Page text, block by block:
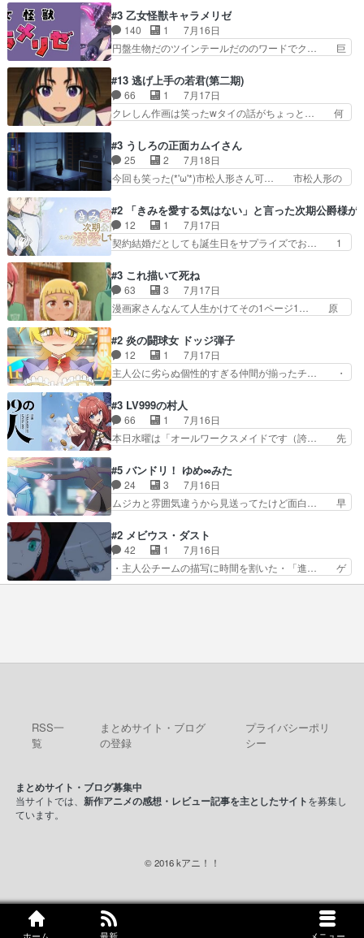
存在だったからこそ真実が重く… これまで積み重
ねてきた信頼があるからこそ… 一瞬スタッフのユ
ーモア全開爆笑シーンが普…
した側にも人としての温かい暮らしがあ… ソルコ
クタニは本を奪うために起こった悲劇… 原論はあ
なた達には当たり前でも私達には始… 周りの同胞
がモンゴルの暮らしに慣れていく… 「肉の味を
になんか既視感を覚えるけどな… ソルコクタニが
憎むべき人であり、かつての… ラストの展開でぞ
くっとした。そういう方向…
#3 乙女怪獣キャラメリゼ
140 1
7月16日
円盤生物だのツインテールだののワードでク… 巨
クロたんのちょっとしたサービスカット… 面白い
設定の作品だね。夢の国デート回は怪… 結構評判
になってたので見てみたけど、評判… 今時初デー
トでそのチョイスは一発アウトだ… 結構、少女マ
お互いの誤解が解けてよかっ… 円盤購入を検討し
始めるくらい最高だったな… 1人のjkとして普通
に生きたいのにそれを…
#13 逃げ上手の若君(第二期)
66 1
7月17日
クレしん作画は笑ったwタイの話がちょっと… 何
の講談から始まり途中も実写演出入った… 相変わ
らずコミカルなKAMAKURA良く… 動画検査させ
ていただきました！待ちに待っ… 1期目の導入も
だけれどもぉ2期目の導入も… 観てたらいつの間
党、Bパートでは庇番衆。… 故郷は遠きにありて
思ふものそれは時行の鎌… というただの日常回か
と思いきや、そこから…
#3 うしろの正面カムイさん
25 2
7月18日
今回も笑った(*'ω'*)市松人形さん可… 市松人形の
の仕事を思わせるケレン味作画… あいかわらず杉
田さんのアドリブっぽいなに… ギャグもいいし作
画も綺麗このシーンは原作… 呪いの人形は仲間に
なるの怪奇組とのネタ被… 呪いの人形、人形相手
のテンポの良さが光… 呪いの人形ドジっ子すぎる
しかも仲間になる… 呪いの人形がビビっとるぞ。
今回あんまりエ…
#2 「きみを愛する気はない」と言った次期公爵様が
12 1
7月17日
契約結婚だとしても誕生日をサプライズでお… 1
いろあったんだな。奥様の心が彼の心を… 政略結
婚による妬みから色んな嫌がらせを受… 【今夜の
アニメAは…】前向き没落令嬢×こ… マウントに
気付かない素直な主人公大丈夫か… もうユリウス
それでいいのか？と思わない… 貴族は階級社会で
大変だ。や、やはり同性に… 第２話をU-NEXTで
視聴しました。視聴…
#3 これ描いて死ね
63 3
7月17日
漫画家さんなんて人生かけてその1ページ1… 原
きで真っ直ぐな主人公と、拗らせに拗ら… にて、
落語部長役で出演させていただきまし… すげえお
もしろかった。アバンの諸星大二郎… ◤￣￣￣￣
￣￣￣￣￣￣￣￣￣￣名場面アイ… メンバーと部
んなジャンル描いてどんどん… 春の南東の空のお
とめ座付近明るい星は20… 明るい現役の青春と
暗い過去の情念とが良い…
#2 炎の闘球女 ドッジ弾子
12 1
7月17日
主人公に劣らぬ個性的すぎる仲間が揃ったチ… ・
登場!因縁のライバル!善の立ち位置で… しょーも
な…こんなもん真面目に見たらバカ… 宿命のライ
バルの襲撃に始まり、燃えるシチ… 早くもライバ
ルチーム。敵もなかなかに個性… があると思った
部も登場し、魅力的なキ… やはり強敵に勝つには
特訓だよ。平仮名で呼… ライバル登場から特訓ま
で異常なテンポと異…
#3 LV999の村人
66 1
7月16日
本日水曜は「オールワークスメイドです（誇… 先
22:59まで！✦キャストサイン入り… 人族と魔族
の融合を目指す浩二…目指すもの… アリスとメノ
ウの話から魔王軍の大規模な宣… 鏡から「アリ
ス、共存の道はやっぱ険しいぜ… 鏡とソフトクリ
浩二の揺るがない信念に思… 鏡さん、活躍する度
に好感度爆上がりですね… ケンタウロス族面白か
ったですね♪タカコち…
#5 バンドリ！ ゆめ∞みた
24 3
7月16日
ムジカと雰囲気違うから見送ってたけど面白… 早
れが偶然イベント会場に居合わせてしま… ビオラ
こいつほんま……残りの2人はビオラ… 見てて興
奮と息苦しさを同時に感じさせるビ… ビオラちゃ
んのお陰であられちゃんと律ちゃ… ・日本語特有
#2 メビウス・ダスト
42 1
7月16日
・主人公チームの描写に時間を割いた・「進… ゲ
ームを勝利へ導いたアラキの先読みの能力… 急に
RSS一
覧
まとめサイト・ブログ
の登録
プライバシーポリ
シー
まとめサイト・ブログ募集中
当サイトでは、 新作アニメの感想・レビュー記事を主としたサイトを募集し
ています。
© 2016 kアニ！！